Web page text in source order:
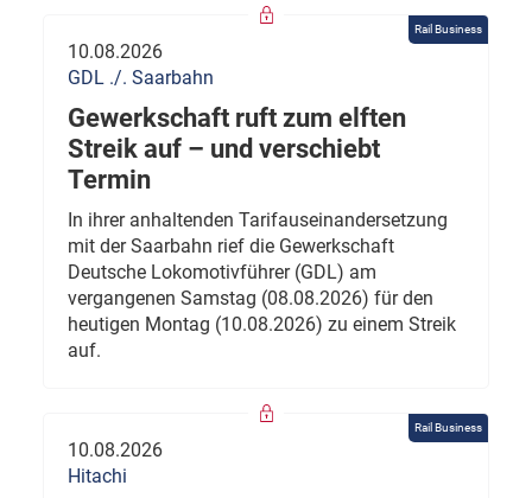
Rail Business
10.08.2026
GDL ./. Saarbahn
Gewerkschaft ruft zum elften
Streik auf – und verschiebt
Termin
In ihrer anhaltenden Tarifauseinandersetzung
mit der Saarbahn rief die Gewerkschaft
Deutsche Lokomotivführer (GDL) am
vergangenen Samstag (08.08.2026) für den
heutigen Montag (10.08.2026) zu einem Streik
auf.
Rail Business
10.08.2026
Hitachi